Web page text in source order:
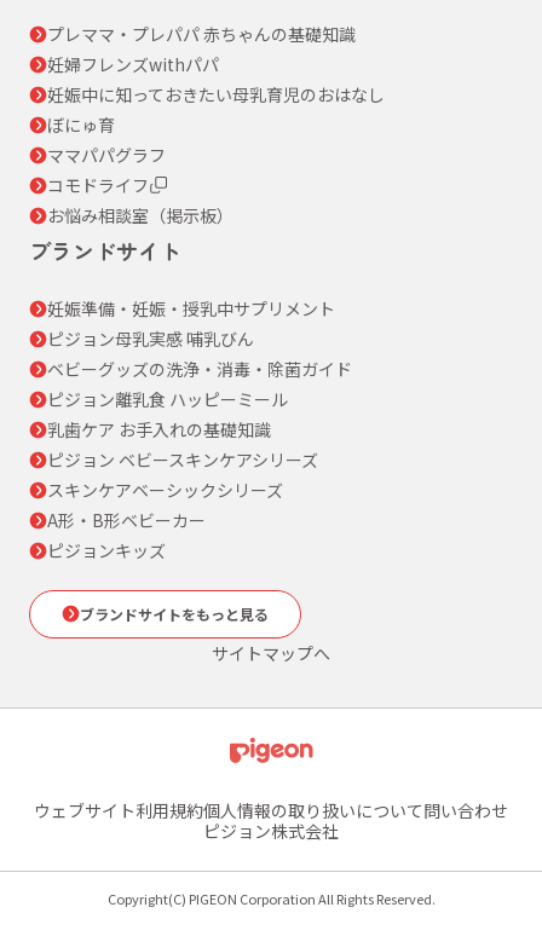
プレママ・プレパパ 赤ちゃんの基礎知識
妊婦フレンズwithパパ
妊娠中に知っておきたい母乳育児のおはなし
ぼにゅ育
ママパパグラフ
コモドライフ
お悩み相談室（掲示板）
ブランドサイト
妊娠準備・妊娠・授乳中サプリメント
ピジョン母乳実感 哺乳びん
ベビーグッズの洗浄・消毒・除菌ガイド
ピジョン離乳食 ハッピーミール
乳歯ケア お手入れの基礎知識
ピジョン ベビースキンケアシリーズ
スキンケアベーシックシリーズ
A形・B形ベビーカー
ピジョンキッズ
ブランドサイトをもっと見る
サイトマップへ
ウェブサイト利用規約個人情報の取り扱いについて問い合わせ
ピジョン株式会社
Copyright(C) PIGEON Corporation All Rights Reserved.